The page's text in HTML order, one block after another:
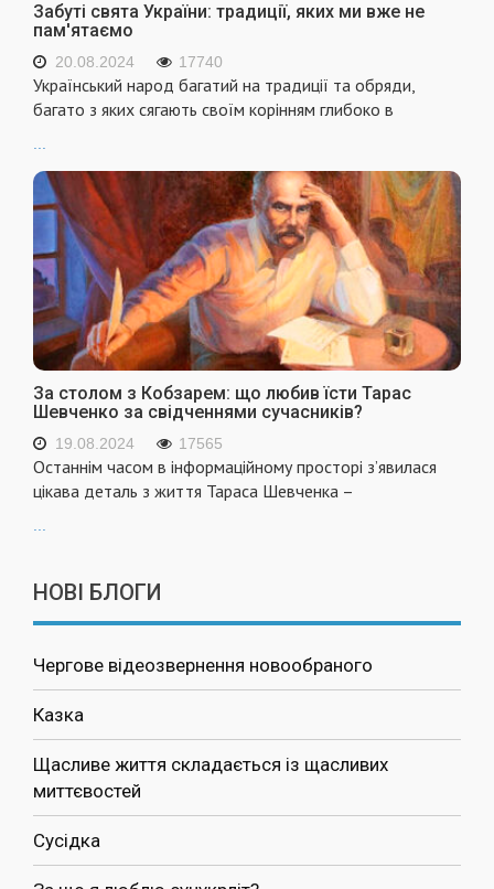
Забуті свята України: традиції, яких ми вже не
пам'ятаємо
20.08.2024 17740
Український народ багатий на традиції та обряди,
багато з яких сягають своїм корінням глибоко в
...
За столом з Кобзарем: що любив їсти Тарас
Шевченко за свідченнями сучасників?
19.08.2024 17565
Останнім часом в інформаційному просторі з’явилася
цікава деталь з життя Тараса Шевченка –
НОВІ БЛОГИ
Чергове відеозвернення новообраного
Казка
Щасливе життя складається із щасливих
миттєвостей
Сусідка